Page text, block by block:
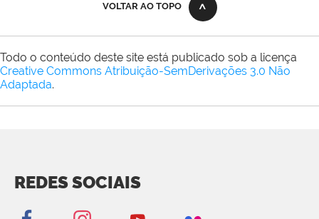
VOLTAR AO TOPO
Todo o conteúdo deste site está publicado sob a licença
Creative Commons Atribuição-SemDerivações 3.0 Não
Adaptada.
REDES SOCIAIS